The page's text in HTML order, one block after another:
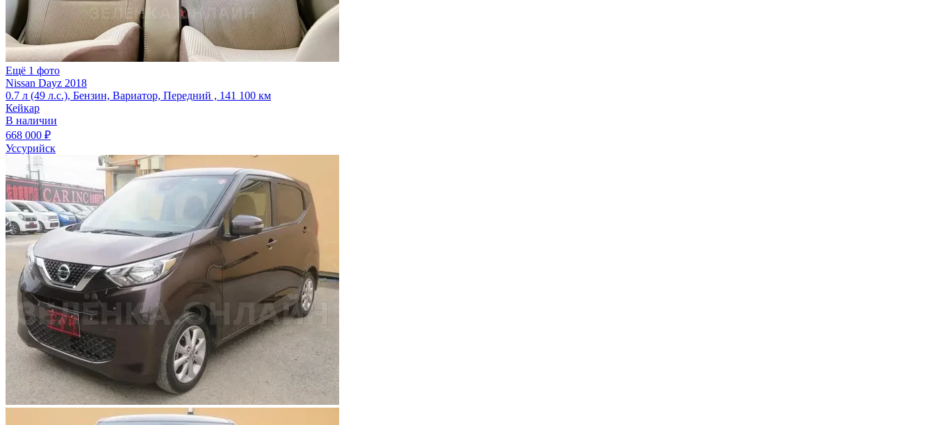
Ещё 1 фото
Nissan Dayz 2018
0.7 л (49 л.с.), Бензин, Вариатор, Передний , 141 100 км
Кейкар
В наличии
668 000 ₽
Уссурийск